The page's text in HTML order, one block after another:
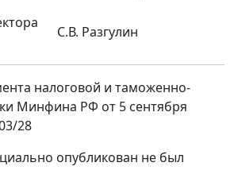
С.В. Разгулин
налоговой и таможенно-
Минфина РФ от 5 сентября
28
опубликован не был